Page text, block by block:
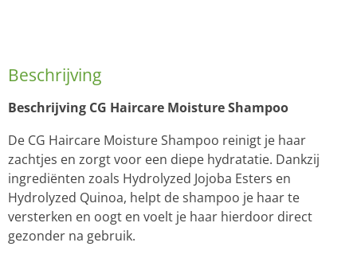
Beschrijving
Beschrijving CG Haircare Moisture Shampoo
De CG Haircare Moisture Shampoo reinigt je haar
zachtjes en zorgt voor een diepe hydratatie. Dankzij
ingrediënten zoals Hydrolyzed Jojoba Esters en
Hydrolyzed Quinoa, helpt de shampoo je haar te
versterken en oogt en voelt je haar hierdoor direct
gezonder na gebruik.